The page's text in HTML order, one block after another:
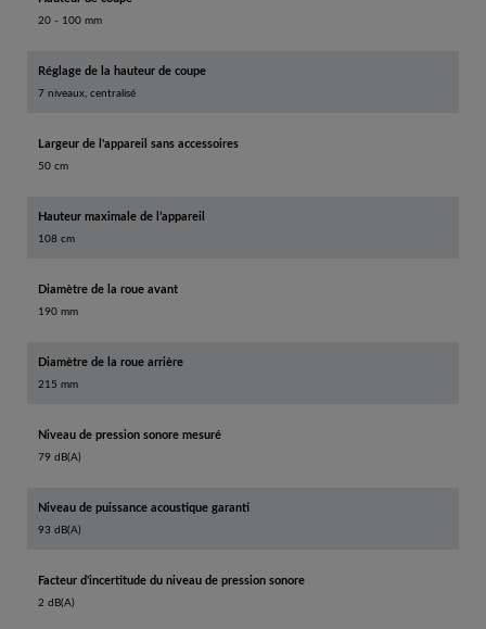
20 - 100 mm
Réglage de la hauteur de coupe
7 niveaux, centralisé
Largeur de l'appareil sans accessoires
50 cm
Hauteur maximale de l’appareil
108 cm
Diamètre de la roue avant
190 mm
Diamètre de la roue arrière
215 mm
Niveau de pression sonore mesuré
79 dB(A)
Niveau de puissance acoustique garanti
93 dB(A)
Facteur d'incertitude du niveau de pression sonore
2 dB(A)